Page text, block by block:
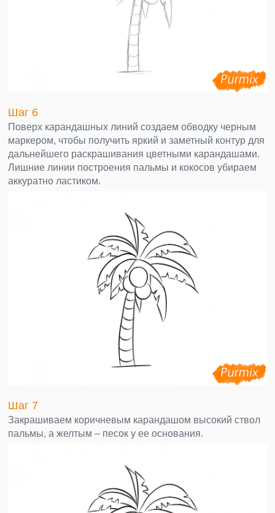
Шаг 6
Поверх карандашных линий создаем обводку черным
маркером, чтобы получить яркий и заметный контур для
дальнейшего раскрашивания цветными карандашами.
Лишние линии построения пальмы и кокосов убираем
аккуратно ластиком.
Шаг 7
Закрашиваем коричневым карандашом высокий ствол
пальмы, а желтым – песок у ее основания.